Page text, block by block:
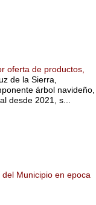
oferta de productos,
de la Sierra,
árbol navideño,
desde 2021, s...
Municipio en epoca